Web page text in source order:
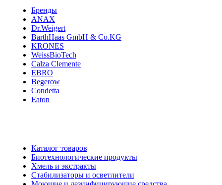
Бренды
ANAX
Dr.Weigert
BarthHaas GmbH & Co.KG
KRONES
WeissBioTech
Calza Clemente
EBRO
Begerow
Condetta
Eaton
Каталог товаров
Биотехнологические продукты
Хмель и экстракты
Cтабилизаторы и осветлители